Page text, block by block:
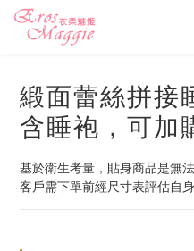
緞面蕾絲拼接
含睡袍，可加
基於衛生考量，貼身商品是無
客戶需下單前經尺寸表評估自